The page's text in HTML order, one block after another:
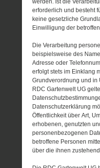
erforderlich und besteht
keine gesetzliche
Einwilligung der
Die Verarbeitung
beispielsweise des
Adresse oder
erfolgt stets im Einklang
Grundverordnung und in
RDC Gartenwelt UG
Datenschutzerklärung
Öffentlichkeit über Art,
erhobenen, genutzten
personenbezogenen
betroffene Personen
über die ihnen